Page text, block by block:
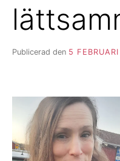
Publicerad den 5